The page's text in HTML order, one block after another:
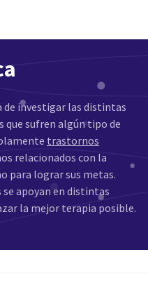
de investigar las distintas
que sufren algún tipo de
trastornos
relacionados con la
para lograr sus metas.
apoyan en distintas
la mejor terapia posible.